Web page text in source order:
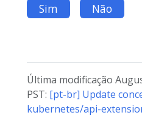
Sim Não
Última modificação
PST: [pt-br] Update
kubernetes/api-